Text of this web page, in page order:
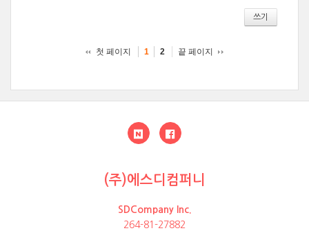
쓰기
첫 페이지 1 2 끝 페이지
(주)에스디컴퍼니
SDCompany Inc.
264-81-27882